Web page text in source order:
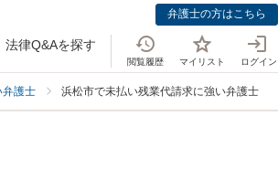
弁護士の方はこちら
法律Q&Aを探す
閲覧履歴 マイリスト ログイン
弁護士 浜松市で未払い残業代請求に強い弁護士